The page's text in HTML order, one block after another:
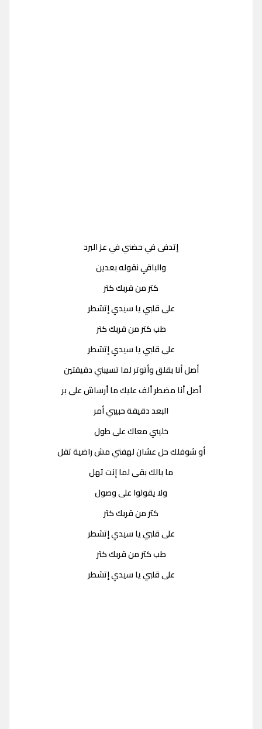
إتدفى في حضني في عز البرد
والباقي نقوله بعدين
كتر من قربك كتر
على قلبي يا سيدي إتشطر
طب كتر من قربك كتر
على قلبي يا سيدي إتشطر
أصل أنا بقلق وأتوتر لما تسيبني دقيقتين
أصل أنا مضطر ألف عليك ما أرساش على بر
البعد دقيقة حبيبي أمر
خليني معاك على طول
أو شوفلك حل عشان لهفتي مش راضية تقل
ما بالك بقى لما إنت تهل
ولا يقولوا على وصول
كتر من قربك كتر
على قلبي يا سيدي إتشطر
طب كتر من قربك كتر
على قلبي يا سيدي إتشطر